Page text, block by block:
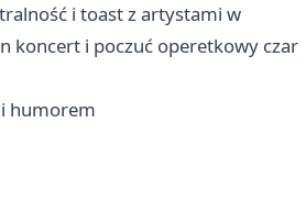
i toast z artystami w
koncert i poczuć operetkowy czar
humorem